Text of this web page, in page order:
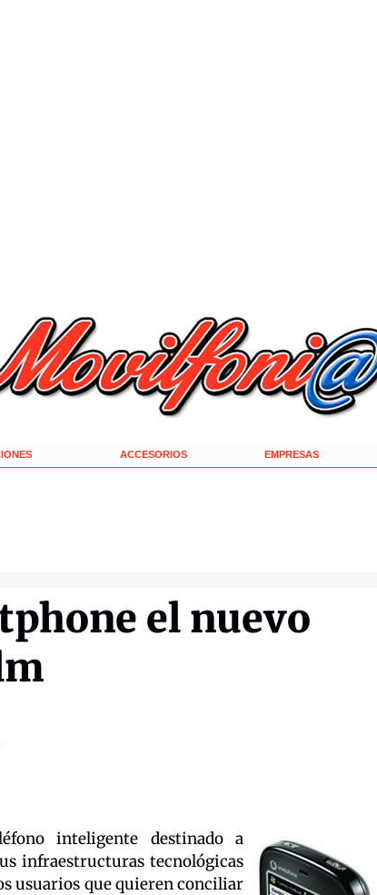
ACCESORIOS EMPRESAS
el nuevo
inteligente destinado a
infraestructuras tecnológicas
usuarios que quieren conciliar